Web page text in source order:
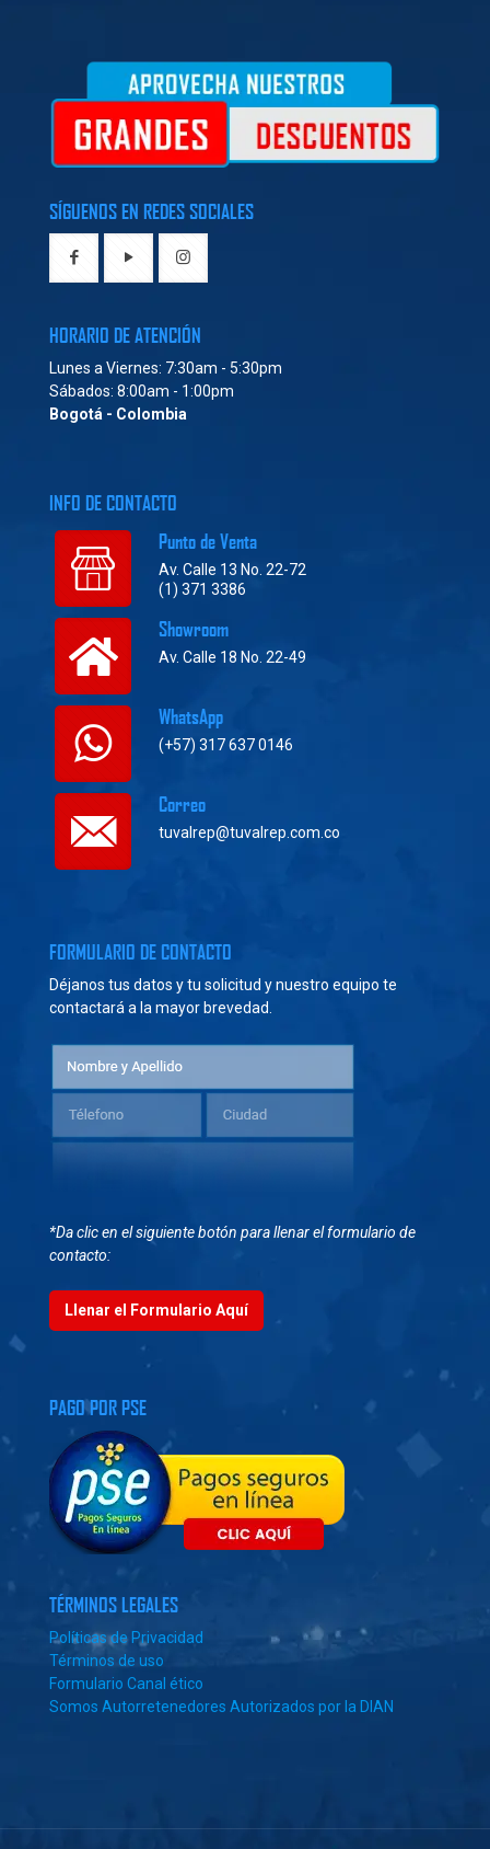
SÍGUENOS EN REDES SOCIALES
HORARIO DE ATENCIÓN
Lunes a Viernes: 7:30am - 5:30pm
Sábados: 8:00am - 1:00pm
Bogotá - Colombia
INFO DE CONTACTO
Punto de Venta
Av. Calle 13 No. 22-72
(1) 371 3386
Showroom
Av. Calle 18 No. 22-49
WhatsApp
(+57) 317 637 0146
Correo
tuvalrep@tuvalrep.com.co
FORMULARIO DE CONTACTO
Déjanos tus datos y tu solicitud y nuestro equipo te
contactará a la mayor brevedad.
*Da clic en el siguiente botón para llenar el formulario de
contacto:
Llenar el Formulario Aquí
PAGO POR PSE
TÉRMINOS LEGALES
Políticas de Privacidad
Términos de uso
Formulario Canal ético
Somos Autorretenedores Autorizados por la DIAN